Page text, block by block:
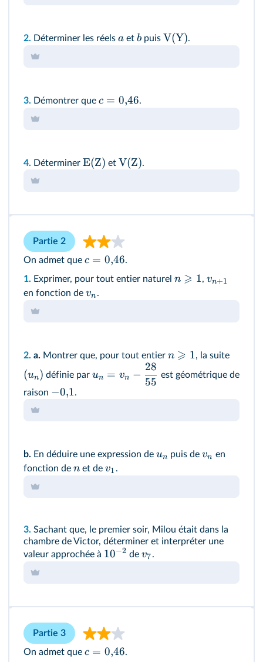
2. Déterminer les réels a et b puis V(Y).
3. Démontrer que c = 0,46.
4. Déterminer E(Z) et V(Z).
Partie 2
On admet que c = 0,46.
1. Exprimer, pour tout entier naturel n ⩾ 1, vn+1
en fonction de vn .
2. a. Montrer que, pour tout entier n ⩾ 1, la suite
(un) définie par un = vn −
55
28
est géométrique de
raison −0,1.
b. En déduire une expression de un puis de vn en
fonction de n et de v1 .
3. Sachant que, le premier soir, Milou était dans la
chambre de Victor, déterminer et interpréter une
valeur approchée à 10−2 de v7.
Partie 3
On admet que c = 0,46.